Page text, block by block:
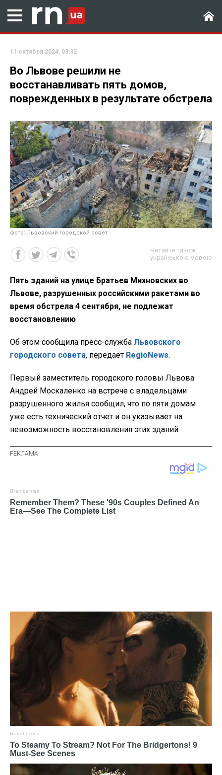
11 октября 2024, 03:32
Во Львове решили не
восстанавливать пять домов,
поврежденных в результате обстрела
фото: Львовский городской совет
Читайте також
українською мовою
Пять зданий на улице Братьев Михновских во
Львове, разрушенных российскими ракетами во
время обстрела 4 сентября, не подлежат
восстановлению
Об этом сообщила пресс-служба Львовского
городского совета, передает RegioNews.
Первый заместитель городского головы Львова
Андрей Москаленко на встрече с владельцами
разрушенного жилья сообщил, что по пяти домам
уже есть технический отчет и он указывает на
невозможность восстановления этих зданий.